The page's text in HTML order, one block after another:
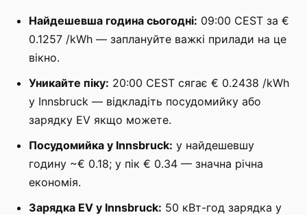
Найдешевша година сьогодні: 09:00 CEST за €
0.1257 /kWh — заплануйте важкі прилади на це
вікно.
Уникайте піку: 20:00 CEST сягає € 0.2438 /kWh
у Innsbruck — відкладіть посудомийку або
зарядку EV якщо можете.
Посудомийка у Innsbruck: у найдешевшу
годину ~€ 0.18; у пік € 0.34 — значна річна
економія.
Зарядка EV у Innsbruck: 50 кВт-год зарядка у